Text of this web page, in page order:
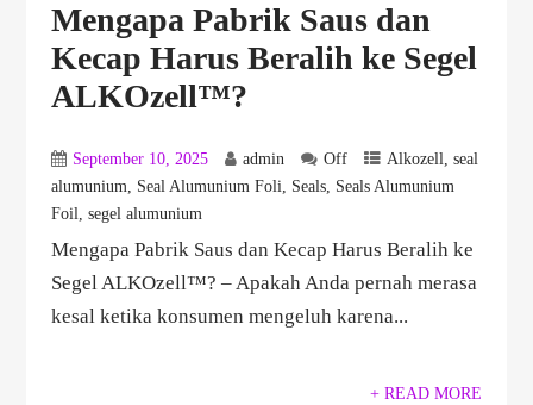
Mengapa Pabrik Saus dan
Kecap Harus Beralih ke Segel
ALKOzell™?
September 10, 2025 admin Off Alkozell, seal
alumunium, Seal Alumunium Foli, Seals, Seals Alumunium
Foil, segel alumunium
Mengapa Pabrik Saus dan Kecap Harus Beralih ke
Segel ALKOzell™? – Apakah Anda pernah merasa
kesal ketika konsumen mengeluh karena...
+ READ MORE